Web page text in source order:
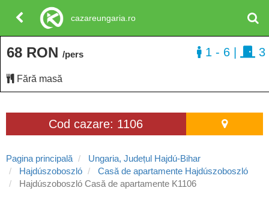
Cod cazare: 1106
Pagina principală
Ungaria, Județul Hajdú-Bihar
Hajdúszoboszló
Casă de apartamente Hajdúszoboszló
Hajdúszoboszló Casă de apartamente K1106
68 RON /pers
Fără masă
1 - 6 3
cazareungaria.ro